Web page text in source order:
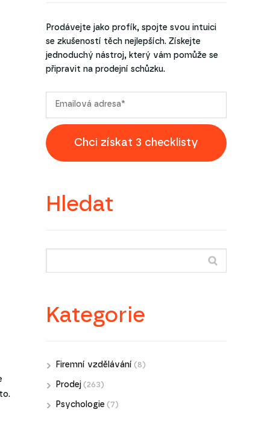
Prodávejte jako profík, spojte svou intuici
se zkušeností těch nejlepších. Získejte
jednoduchý nástroj, který vám pomůže se
připravit na prodejní schůzku.
Chci získat 3 checklisty
Hledat
Kategorie
Firemní vzdělávání (8)
Prodej (263)
Psychologie (7)